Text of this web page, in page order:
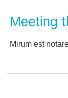
Meeting
Мirum est